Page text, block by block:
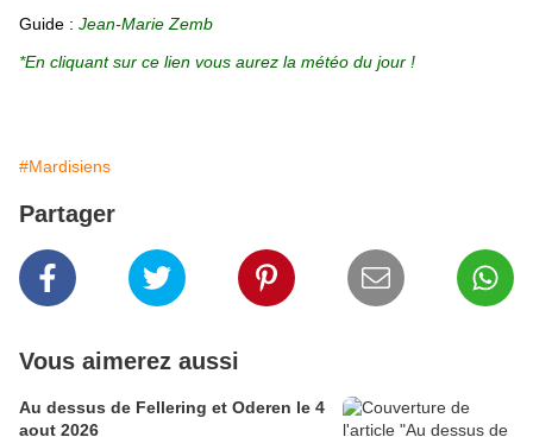
Guide : Jean-Marie Zemb
*En cliquant sur ce lien vous aurez la météo du jour !
#Mardisiens
Partager
Vous aimerez aussi
Au dessus de Fellering et Oderen le 4
aout 2026